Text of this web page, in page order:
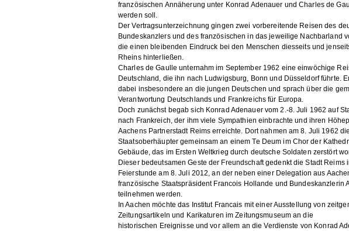
französischen Annäherung unter Konrad Adenauer und Charles de
werden soll.
Der Vertragsunterzeichnung gingen zwei vorbereitende Reisen des
Bundeskanzlers und des französischen in das jeweilige Nachbarland
die einen bleibenden Eindruck bei den Menschen diesseits und
Rheins hinterließen.
Charles de Gaulle unternahm im September 1962 eine einwöchige
Deutschland, die ihn nach Ludwigsburg, Bonn und Düsseldorf führte.
dabei insbesondere an die jungen Deutschen und sprach über die
Verantwortung Deutschlands und Frankreichs für Europa.
Doch zunächst begab sich Konrad Adenauer vom 2.-8. Juli 1962 auf
nach Frankreich, der ihm viele Sympathien einbrachte und ihren
Aachens Partnerstadt Reims erreichte. Dort nahmen am 8. Juli 1962
Staatsoberhäupter gemeinsam an einem Te Deum im Chor der
Gebäude, das im Ersten Weltkrieg durch deutsche Soldaten zerstört
Dieser bedeutsamen Geste der Freundschaft gedenkt die Stadt Reims
Feierstunde am 8. Juli 2012, an der neben einer Delegation aus
französische Staatspräsident Francois Hollande und Bundeskanzlerin
teilnehmen werden.
In Aachen möchte das Institut Francais mit einer Ausstellung von
Zeitungsartikeln und Karikaturen im Zeitungsmuseum an die
historischen Ereignisse und vor allem an die Verdienste von Konrad